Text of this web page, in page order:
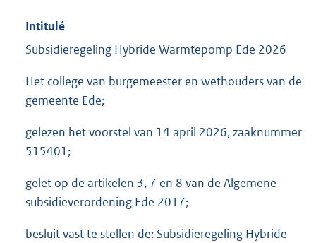
Intitulé
Subsidieregeling Hybride Warmtepomp Ede 2026
Het college van burgemeester en wethouders van de
gemeente Ede;
gelezen het voorstel van 14 april 2026, zaaknummer
515401;
gelet op de artikelen 3, 7 en 8 van de Algemene
subsidieverordening Ede 2017;
besluit vast te stellen de: Subsidieregeling Hybride